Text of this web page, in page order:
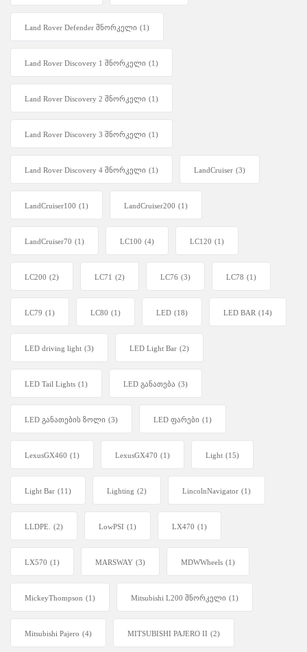
Land Rover Defender შნორკელი (1)
Land Rover Discovery 1 შნორკელი (1)
Land Rover Discovery 2 შნორკელი (1)
Land Rover Discovery 3 შნორკელი (1)
Land Rover Discovery 4 შნორკელი (1) LandCruiser (3)
LandCruiser100 (1) LandCruiser200 (1)
LandCruiser70 (1) LC100 (4) LC120 (1)
LC200 (2) LC71 (2) LC76 (3) LC78 (1)
LC79 (1) LC80 (1) LED (18) LED BAR (14)
LED driving light (3) LED Light Bar (2)
LED Tail Lights (1) LED განათება (3)
LED განათების ზოლი (3) LED ფარები (1)
LexusGX460 (1) LexusGX470 (1) Light (15)
Light Bar (11) Lighting (2) LincolnNavigator (1)
LLDPE. (2) LowPSI (1) LX470 (1)
LX570 (1) MARSWAY (3) MDWWheels (1)
MickeyThompson (1) Mitsubishi L200 შნორკელი (1)
Mitsubishi Pajero (4) MITSUBISHI PAJERO II (2)